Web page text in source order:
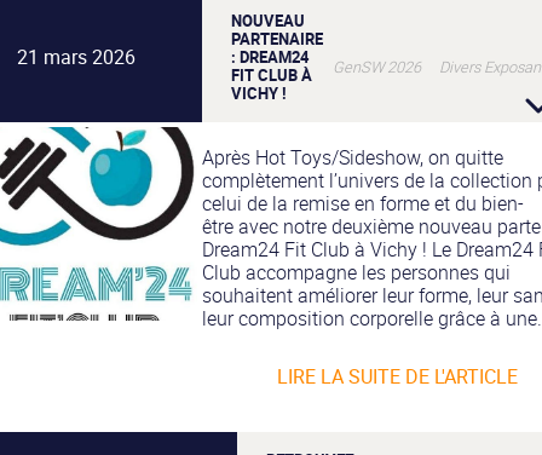
21 mars 2026
NOUVEAU
PARTENAIRE
: DREAM24
FIT CLUB À
VICHY !
GenSW 2026 Divers
Après Hot Toys/Sideshow, on quitte
complètement l’univers de la collection
celui de la remise en forme et du bien-
être avec notre deuxième nouveau
Dream24 Fit Club à Vichy ! Le Dream24
Club accompagne les personnes qui
souhaitent améliorer leur forme, leur
leur composition corporelle grâce à
LIRE LA SUITE DE L'ARTICLE